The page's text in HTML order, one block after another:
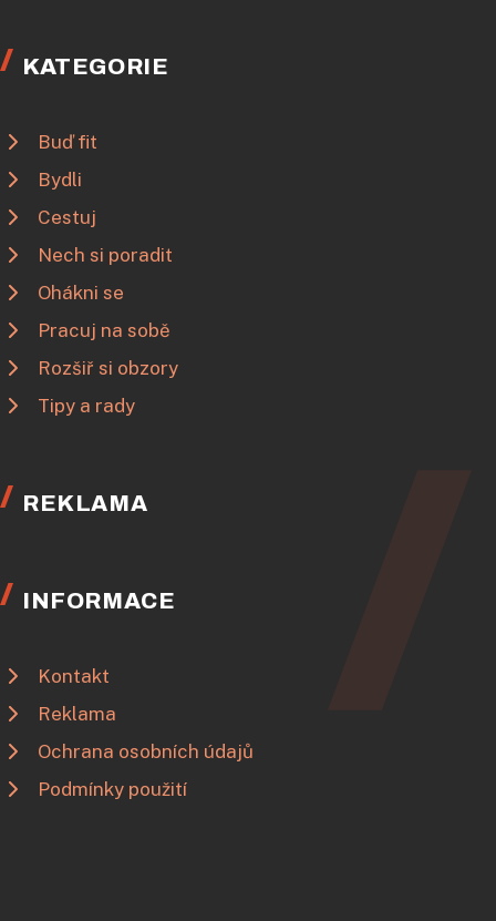
KATEGORIE
Buď fit
Bydli
Cestuj
Nech si poradit
Ohákni se
Pracuj na sobě
Rozšiř si obzory
Tipy a rady
REKLAMA
INFORMACE
Kontakt
Reklama
Ochrana osobních údajů
Podmínky použití